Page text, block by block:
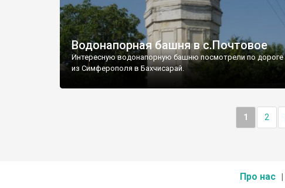
Водонапорная башня в с.Почтовое
Интересную водонапорную башню посмотрели по дороге
из Симферополя в Бахчисарай.
1 2
Про нас